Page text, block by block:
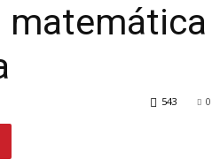
matemática
0
543